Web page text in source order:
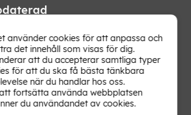
hetaste erbjudandena och
oss direkt i din mejlkorg. Signa upp på
använder cookies för att anpassa och
det innehåll som visas för dig.
att du accepterar samtliga typer
för att du ska få bästa tänkbara
när du handlar hos oss.
fortsätta använda webbplatsen
du användandet av cookies.